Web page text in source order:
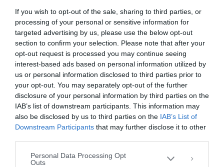
If you wish to opt-out of the sale, sharing to third parties, or
processing of your personal or sensitive information for
targeted advertising by us, please use the below opt-out
section to confirm your selection. Please note that after your
opt-out request is processed you may continue seeing
interest-based ads based on personal information utilized by
us or personal information disclosed to third parties prior to
your opt-out. You may separately opt-out of the further
disclosure of your personal information by third parties on the
IAB’s list of downstream participants. This information may
also be disclosed by us to third parties on the IAB’s List of
Downstream Participants that may further disclose it to other
Personal Data Processing Opt
Outs
Διαχείριση Συγκατάθεσης
Για να παρέχουμε την καλύτερη εμπειρία, χρησιμοποιούμε τεχνολογίες όπως
cookies για την αποθήκευση ή/και την πρόσβαση σε πληροφορίες συσκευών.
Η συγκατάθεση για τις εν λόγω τεχνολογίες θα μας επιτρέψει να
επεξεργαστούμε δεδομένα προσωπικού χαρακτήρα, όπως συμπεριφορά
περιήγησης ή μοναδικά αναγνωριστικά σε αυτόν τον ιστότοπο. Η μη
συγκατάθεση ή η ανάκληση της συγκατάθεσης, μπορεί να επηρεάσει
αρνητικά ορισμένες λειτουργίες και δυνατότητες.